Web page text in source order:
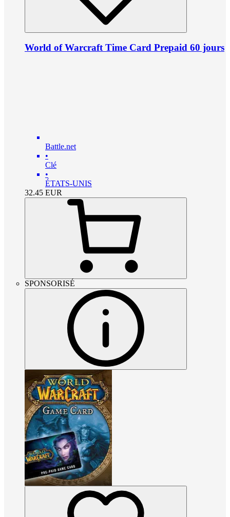
World of Warcraft Time Card Prepaid 60 jours
Battle.net
•
Clé
•
ÉTATS-UNIS
32.45 EUR
SPONSORISÉ